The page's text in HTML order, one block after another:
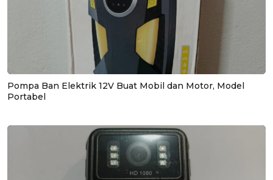
Pompa Ban Elektrik 12V Buat Mobil dan Motor, Model
Portabel